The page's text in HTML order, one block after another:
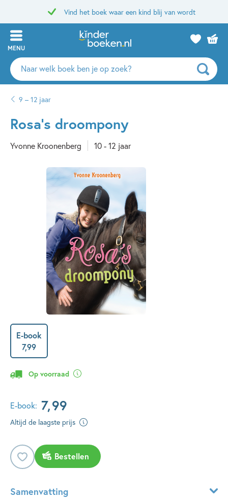
Vind het boek waar een kind blij van wordt
MENU
Zoeken
naar
auteurs
uitgevers
9 – 12 jaar
Rosa’s droompony
Yvonne Kroonenberg 10 - 12 jaar
E-book
7,99
Op voorraad
E-book: 7,99
Altijd de laagste prijs
Bestellen
Samenvatting